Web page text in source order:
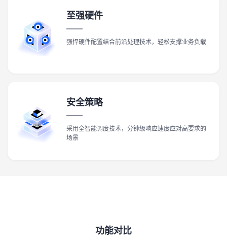
至强硬件
强悍硬件配置结合前沿处理技术，轻松支撑业务负载
安全策略
采用全智能调度技术，分钟级响应速度应对高要求的
场景
功能对比